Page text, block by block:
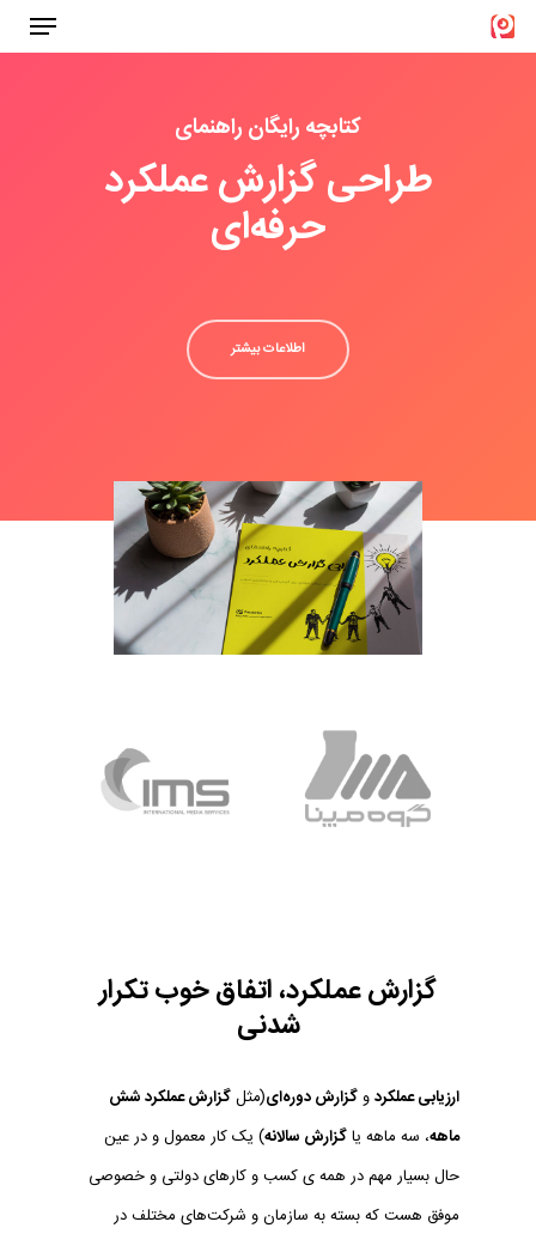
Skip
to
Menu
کتابچه رایگان راهنمای
طراحی گزارش عملکرد
حرفه‌ای
اطلاعات بیشتر
گزارش عملکرد، اتفاق خوب تکرار
شدنی
ارزیابی عملکردوگزارش دوره‌ای(مثلگزارش عملکرد شش
ماهه، سه ماهه یاگزارش سالانه) یک کار معمول و در عین
حال بسیار مهم در همه ی کسب و کارهای دولتی و خصوصی
موفق هست که بسته به سازمان و شرکت‌های مختلف در